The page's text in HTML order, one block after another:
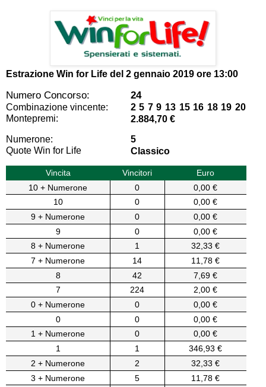
Estrazione Win for Life del 2 gennaio 2019 ore 13:00
Numero Concorso: 24
Combinazione vincente:
2 5 7 9 13 15 16 18 19 20
Montepremi:
2.884,70 €
Numerone:
5
Quote Win for Life
Classico
Vincita Vincitori
Euro
10 + Numerone
0
0,00 €
10
0
0,00 €
9 + Numerone
0
0,00 €
9
0
0,00 €
8 + Numerone
1
32,33 €
7 + Numerone
14
11,78 €
8
42
7,69 €
7
224
2,00 €
0 + Numerone
0
0,00 €
0
0
0,00 €
1 + Numerone
0
0,00 €
1
1
346,93 €
2 + Numerone
2
32,33 €
3 + Numerone
5
11,78 €